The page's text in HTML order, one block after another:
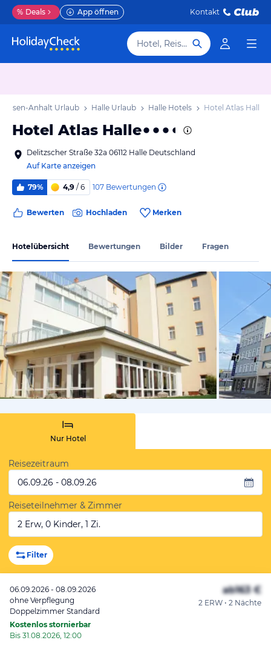
% Deals App öffnen Kontakt
Hotel, Reiseziel
Anhalt Urlaub Halle Urlaub Halle Hotels Hotel Atlas Halle
Hotel Atlas Halle
Delitzscher Straße 32a 06112 Halle Deutschland
Auf Karte anzeigen
79% 4,9 / 6 107 Bewertungen
Bewerten Hochladen Merken
Hotelübersicht Bewertungen Bilder Fragen
vom
Nur Hotel
Reisezeitraum
06.09.26 - 08.09.26
Reiseteilnehmer & Zimmer
2 Erw, 0 Kinder, 1 Zi.
Filter
06.09.2026 - 08.09.2026
ohne Verpflegung
Doppelzimmer Standard
Kostenlos stornierbar
Bis 31.08.2026, 12:00
ab163 €
2 ERW • 2 Nächte